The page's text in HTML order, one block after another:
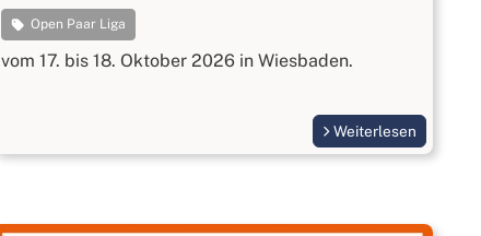
Open Paar Liga
vom 17. bis 18. Oktober 2026 in Wiesbaden.
Weiterlesen